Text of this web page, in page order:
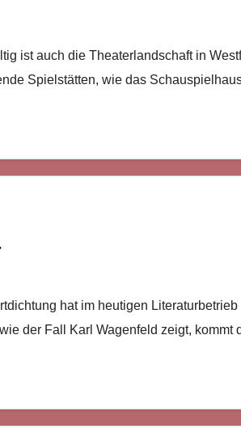
ist auch die Theaterlandschaft in
Spielstätten, wie das
hat im heutigen Literaturbetrieb
der Fall Karl Wagenfeld zeigt, kommt